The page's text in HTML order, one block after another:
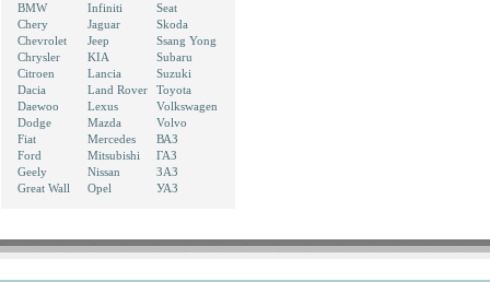
BMW
Chery
Chevrolet
Chrysler
Citroen
Dacia
Daewoo
Dodge
Fiat
Ford
Geely
Great Wall
Infiniti
Jaguar
Jeep
KIA
Lancia
Land Rover
Lexus
Mazda
Mercedes
Mitsubishi
Nissan
Opel
Seat
Skoda
Ssang Yong
Subaru
Suzuki
Toyota
Volkswagen
Volvo
ВАЗ
ГАЗ
ЗАЗ
УАЗ